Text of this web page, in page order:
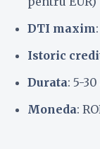
DTI maxim
Istoric
Durata: 5-
Moneda: